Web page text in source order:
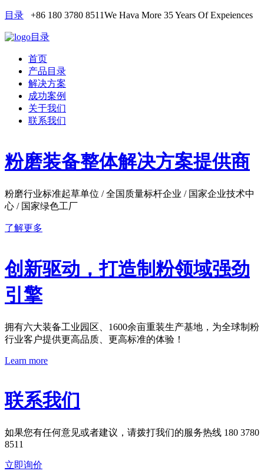
目录 +86 180 3780 8511We Hava More 35 Years Of Expeiences
目录
首页
产品目录
解决方案
成功案例
关于我们
联系我们
粉磨装备整体解决方案提供商
粉磨行业标准起草单位 / 全国质量标杆企业 / 国家企业技术中
心 / 国家绿色工厂
了解更多
创新驱动，打造制粉领域强劲
引擎
拥有六大装备工业园区、1600余亩重装生产基地，为全球制粉
行业客户提供更高品质、更高标准的体验！
Learn more
联系我们
如果您有任何意见或者建议，请拨打我们的服务热线 180 3780
8511
立即询价